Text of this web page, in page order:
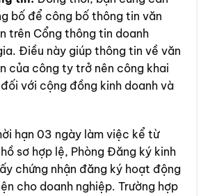
bố để công bố thông tin văn
trên Cổng thông tin doanh
Điều này giúp thông tin về văn
của công ty trở nên công khai
với cộng đồng kinh doanh và
hạn 03 ngày làm việc kể từ
sơ hợp lệ, Phòng Đăng ký kinh
chứng nhận đăng ký hoạt động
cho doanh nghiệp. Trường hợp